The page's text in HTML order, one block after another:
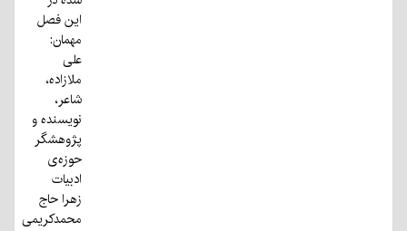
این فصل
مهمان:
علی
ملازاده،
شاعر،
نویسنده و
پژوهشگر
حوزه‌ی
ادبیات
زهرا حاج
محمدکریمی